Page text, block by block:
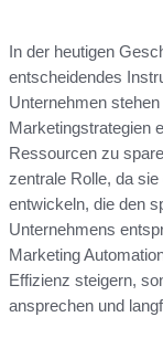
In der heutigen
entscheidendes
Unternehmen
Marketingstrategien
Ressourcen zu
zentrale Rolle, da
entwickeln, die den
Unternehmens
Marketing
Effizienz steigern,
ansprechen und